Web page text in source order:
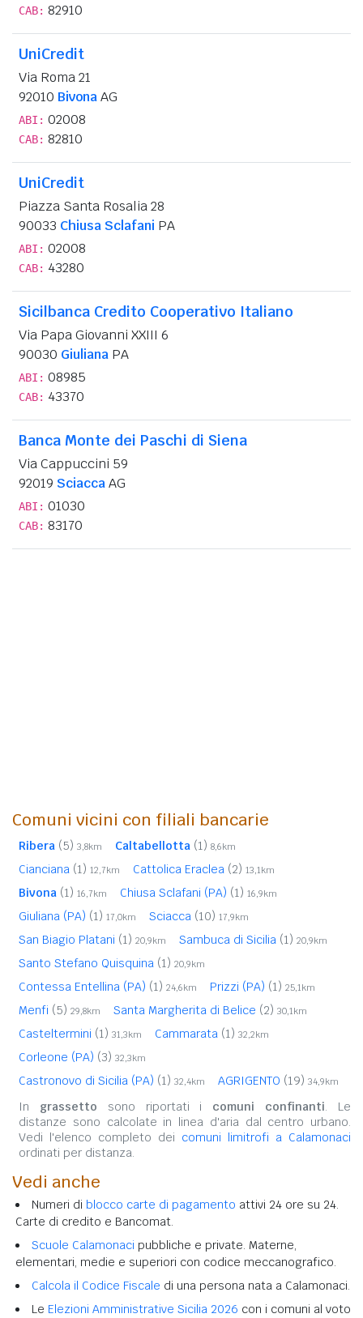
CAB: 82910
UniCredit
Via Roma 21
92010 BivonaAG
ABI: 02008
CAB: 82810
UniCredit
Piazza Santa Rosalia 28
90033 Chiusa Sclafani PA
ABI: 02008
CAB: 43280
Sicilbanca Credito Cooperativo Italiano
Via Papa Giovanni XXIII 6
90030 Giuliana PA
ABI: 08985
CAB: 43370
Banca Monte dei Paschi di Siena
Via Cappuccini 59
92019 SciaccaAG
ABI: 01030
CAB: 83170
Comuni vicini con filiali bancarie
Ribera (5) 3,8km Caltabellotta (1) 8,6km
Cianciana (1) 12,7km Cattolica Eraclea (2) 13,1km
Bivona (1) 16,7km Chiusa Sclafani (PA) (1) 16,9km
Giuliana (PA) (1) 17,0km Sciacca (10) 17,9km
San Biagio Platani (1) 20,9km Sambuca di Sicilia (1) 20,9km
Santo Stefano Quisquina (1) 20,9km
Contessa Entellina (PA) (1) 24,6km Prizzi (PA) (1) 25,1km
Menfi (5) 29,8km Santa Margherita di Belice (2) 30,1km
Casteltermini (1) 31,3km Cammarata (1) 32,2km
Corleone (PA) (3) 32,3km
Castronovo di Sicilia (PA) (1) 32,4km AGRIGENTO (19) 34,9km
In grassetto sono riportati i comuni confinanti. Le
distanze sono calcolate in linea d'aria dal centro urbano.
Vedi l'elenco completo dei comuni limitrofi a Calamonaci
ordinati per distanza.
Vedi anche
Numeri di blocco carte di pagamento attivi 24 ore su 24.
Carte di credito e Bancomat.
Scuole Calamonaci pubbliche e private. Materne,
elementari, medie e superiori con codice meccanografico.
Calcola il Codice Fiscale di una persona nata a Calamonaci.
Le Elezioni Amministrative Sicilia 2026 con i comuni al voto